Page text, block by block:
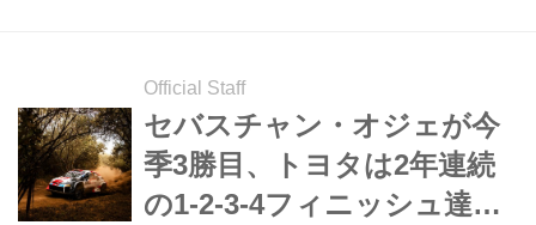
ッシュする。
Official Staff
セバスチャン・オジェが今
季3勝目、トヨタは2年連続
の1-2-3-4フィニッシュ達成